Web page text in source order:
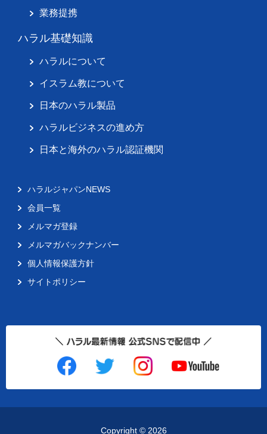
業務提携
ハラル基礎知識
ハラルについて
イスラム教について
日本のハラル製品
ハラルビジネスの進め方
日本と海外のハラル認証機関
ハラルジャパンNEWS
会員一覧
メルマガ登録
メルマガバックナンバー
個人情報保護方針
サイトポリシー
Copyright © 2026